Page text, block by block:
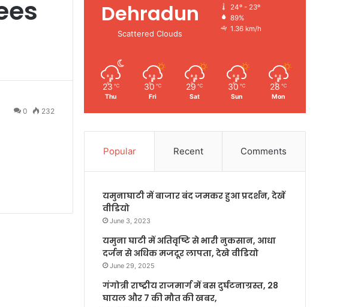
0 232
Dehradun
Scattered Clouds
24º - 23º
89%
1.36 km/h
23 ℃
Thu
30 ℃
Fri
29 ℃
Sat
30 ℃
Sun
28 ℃
Mon
Popular Recent Comments
यमुनाघाटी में बाजार बंद जमकर हुआ प्रदर्शन, देखें
वीडियो
June 3, 2023
यमुना घाटी में अतिवृष्टि से भारी नुकसान, आधा
दर्जन से अधिक मजदूर लापता, देखे वीडियो
June 29, 2025
गंगोत्री राष्ट्रीय राजमार्ग में बस दुर्घटनाग्रस्त, 28
घायल और 7 की मौत की खबर,